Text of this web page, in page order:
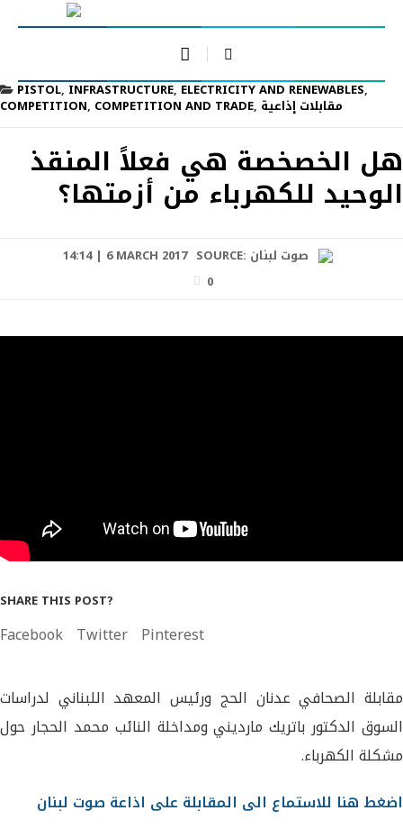
PISTOL,INFRASTRUCTURE,ELECTRICITY AND RENEWABLES,
COMPETITION, COMPETITION AND TRADE, مقابلات إذاعية
هل الخصخصة هي فعلاً المنقذ
الوحيد للكهرباء من أزمتها؟
14:14 | 6 MARCH 2017 SOURCE: صوت لبنان
0
SHARE THIS POST?
Facebook Twitter Pinterest
مقابلة الصحافي عدنان الحج ورئيس المعهد اللبناني لدراسات
السوق الدكتور باتريك مارديني ومداخلة النائب محمد الحجار حول
مشكلة الكهرباء.
اضغط هنا للاستماع الى المقابلة على اذاعة صوت لبنان